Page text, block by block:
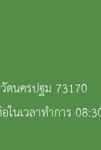
นครปฐม 73170
นเวลาทำการ